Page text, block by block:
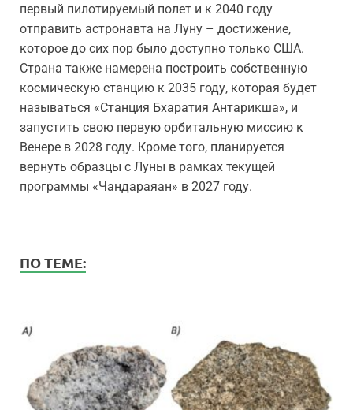
первый пилотируемый полет и к 2040 году
отправить астронавта на Луну – достижение,
которое до сих пор было доступно только США.
Страна также намерена построить собственную
космическую станцию к 2035 году, которая будет
называться «Станция Бхаратия Антарикша», и
запустить свою первую орбитальную миссию к
Венере в 2028 году. Кроме того, планируется
вернуть образцы с Луны в рамках текущей
программы «Чандараяан» в 2027 году.
ПО ТЕМЕ: